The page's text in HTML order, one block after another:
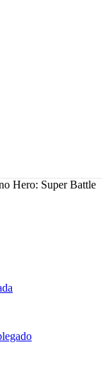
Hero: Super Battle